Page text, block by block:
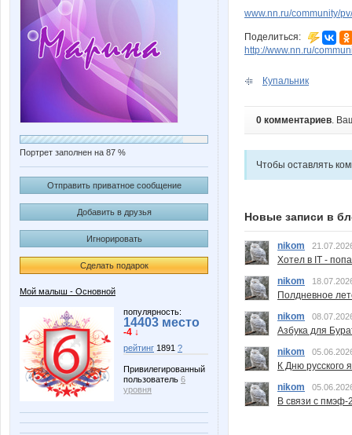
Портрет заполнен на 87 %
Отправить приватное сообщение
Добавить в друзья
Игнорировать
Сделать подарок
Мой малыш - Основной
популярность:
14403 место
-4 ↓
рейтинг 1891 ?
Привилегированный
пользователь 6
уровня
www.nn.ru/community/
Поделиться:
http://www.nn.ru/
Купальник
0 комментариев.
Чтобы оставлять
Новые записи в
nikom
Хотел в IT -
nikom
Полдневное
nikom
Азбука для
nikom
К Дню русского
nikom
В связи с пмэф-